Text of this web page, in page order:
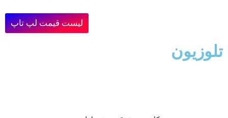
لیست قیمت لپ تاپ
تلوزیون